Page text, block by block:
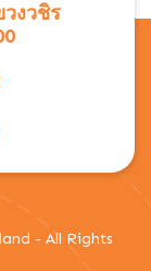
งวชิร
- All Rights